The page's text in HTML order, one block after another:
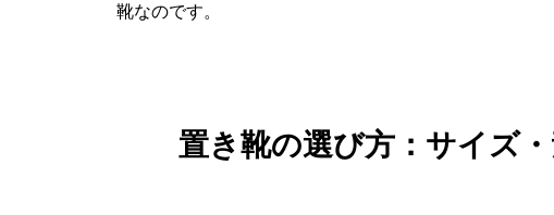
靴なのです。
置き靴の選び方：サイズ